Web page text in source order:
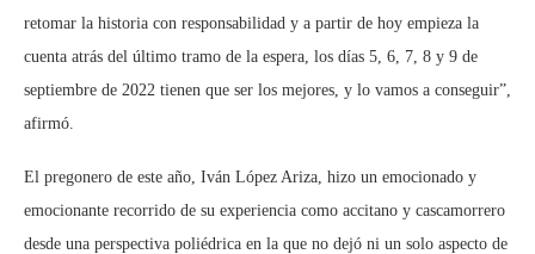
retomar la historia con responsabilidad y a partir de hoy empieza la
cuenta atrás del último tramo de la espera, los días 5, 6, 7, 8 y 9 de
septiembre de 2022 tienen que ser los mejores, y lo vamos a conseguir”,
afirmó.
El pregonero de este año, Iván López Ariza, hizo un emocionado y
emocionante recorrido de su experiencia como accitano y cascamorrero
desde una perspectiva poliédrica en la que no dejó ni un solo aspecto de